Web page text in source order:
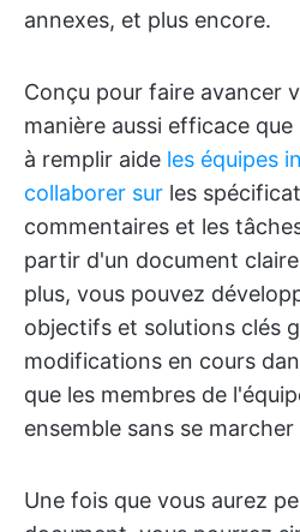
annexes, et plus encore.
Conçu pour faire avancer
manière aussi efficace
à remplir aide les équipes
collaborer sur les
commentaires et les
partir d'un document
plus, vous pouvez
objectifs et solutions clés
modifications en cours
que les membres de
ensemble sans se marcher
Une fois que vous aurez